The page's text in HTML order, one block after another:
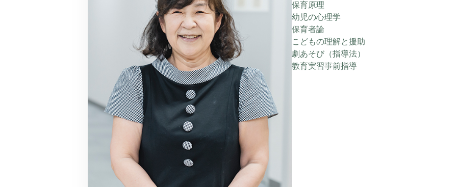
保育原理
幼児の心理学
保育者論
こどもの理解と援助
劇あそび（指導法）
教育実習事前指導